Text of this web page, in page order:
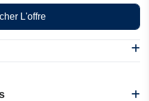
L'offre